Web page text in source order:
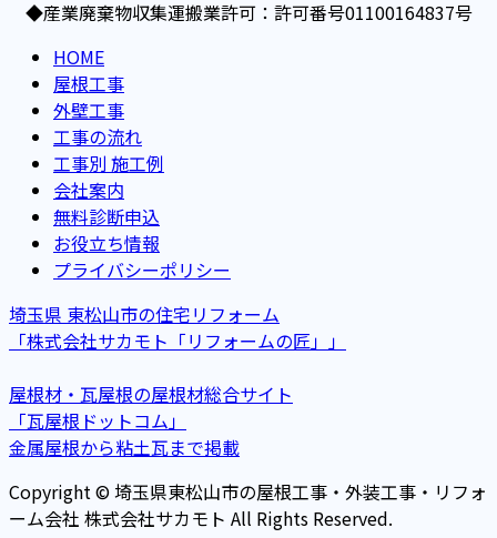
◆産業廃棄物収集運搬業許可：許可番号01100164837号
HOME
屋根工事
外壁工事
工事の流れ
工事別 施工例
会社案内
無料診断申込
お役立ち情報
プライバシーポリシー
埼玉県 東松山市の住宅リフォーム
「株式会社サカモト「リフォームの匠」」
屋根材・瓦屋根の屋根材総合サイト
「瓦屋根ドットコム」
金属屋根から粘土瓦まで掲載
Copyright © 埼玉県東松山市の屋根工事・外装工事・リフォ
ーム会社 株式会社サカモト All Rights Reserved.